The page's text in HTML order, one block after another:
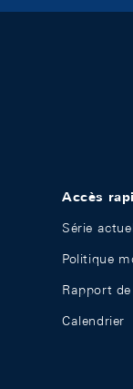
Accès
Série
Politique
Rapport
Calendrier